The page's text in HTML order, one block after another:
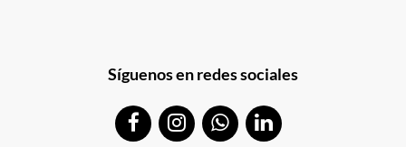
Síguenos en redes sociales